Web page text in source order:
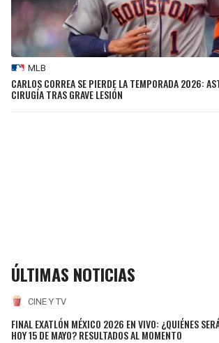
MLB
CARLOS CORREA SE PIERDE LA TEMPORADA 2026:
CIRUGÍA TRAS GRAVE LESIÓN
ÚLTIMAS NOTICIAS
CINE Y TV
FINAL EXATLÓN MÉXICO 2026 EN VIVO: ¿QUIÉNES
HOY 15 DE MAYO? RESULTADOS AL MOMENTO